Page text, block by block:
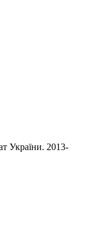
України. 2013-